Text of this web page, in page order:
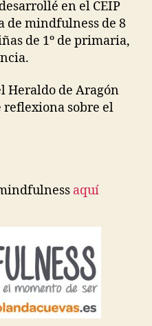
en el CEIP
de mindfulness de 8
de 1º de primaria,
Heraldo de Aragón
reflexiona sobre el
aquí